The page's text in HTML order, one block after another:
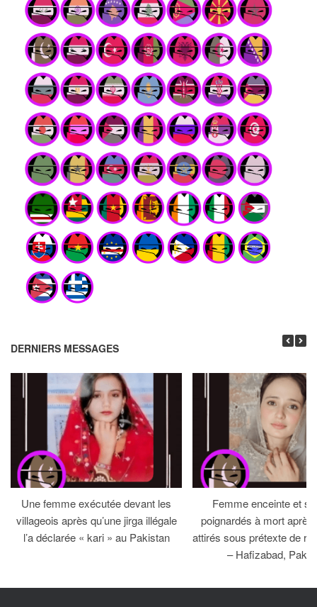
DERNIERS MESSAGES
Une femme exécutée devant les
villageois après qu’une jirga illégale
l’a déclarée « kari » au Pakistan
Femme enceinte et
poignardés à mort après
attirés sous prétexte de
– Hafizabad,